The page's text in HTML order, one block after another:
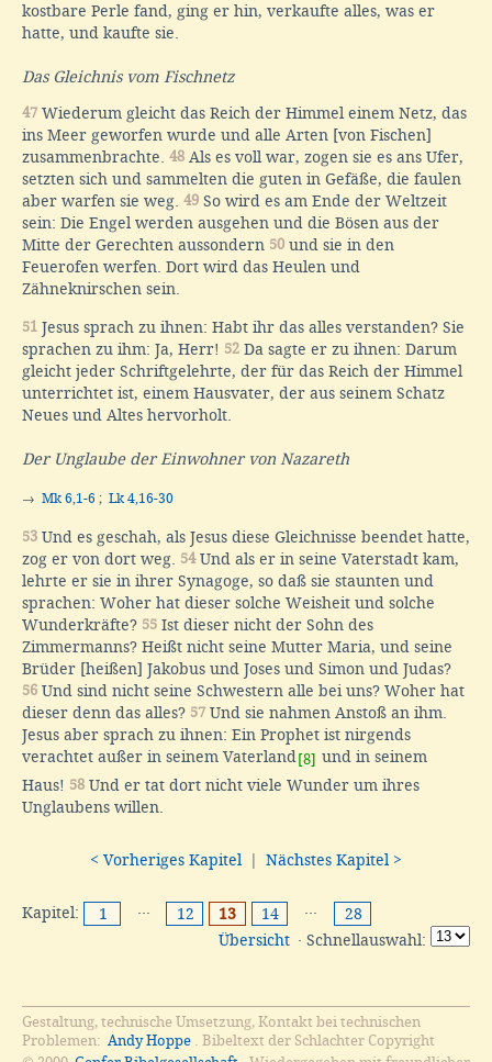
kostbare Perle fand, ging er hin, verkaufte alles, was er
hatte, und kaufte sie.
Das Gleichnis vom Fischnetz
47 Wiederum gleicht das Reich der Himmel einem Netz, das
ins Meer geworfen wurde und alle Arten [von Fischen]
zusammenbrachte. 48 Als es voll war, zogen sie es ans Ufer,
setzten sich und sammelten die guten in Gefäße, die faulen
aber warfen sie weg. 49 So wird es am Ende der Weltzeit
sein: Die Engel werden ausgehen und die Bösen aus der
Mitte der Gerechten aussondern 50 und sie in den
Feuerofen werfen. Dort wird das Heulen und
Zähneknirschen sein.
51 Jesus sprach zu ihnen: Habt ihr das alles verstanden? Sie
sprachen zu ihm: Ja, Herr! 52 Da sagte er zu ihnen: Darum
gleicht jeder Schriftgelehrte, der für das Reich der Himmel
unterrichtet ist, einem Hausvater, der aus seinem Schatz
Neues und Altes hervorholt.
Der Unglaube der Einwohner von Nazareth
→ Mk 6,1-6 ; Lk 4,16-30
53 Und es geschah, als Jesus diese Gleichnisse beendet hatte,
zog er von dort weg. 54Und als er in seine Vaterstadt kam,
lehrte er sie in ihrer Synagoge, so daß sie staunten und
sprachen: Woher hat dieser solche Weisheit und solche
Wunderkräfte? 55 Ist dieser nicht der Sohn des
Zimmermanns? Heißt nicht seine Mutter Maria, und seine
Brüder [heißen] Jakobus und Joses und Simon und Judas?
56 Und sind nicht seine Schwestern alle bei uns? Woher hat
dieser denn das alles? 57 Und sie nahmen Anstoß an ihm.
Jesus aber sprach zu ihnen: Ein Prophet ist nirgends
verachtet außer in seinem Vaterland [8] und in seinem
Haus! 58 Und er tat dort nicht viele Wunder um ihres
Unglaubens willen.
< Vorheriges Kapitel | Nächstes Kapitel >
Kapitel: 1 ··· 12 13 14 ···
28
Übersicht · Schnellauswahl:
Gestaltung, technische Umsetzung, Kontakt bei technischen
Problemen: Andy Hoppe
. Bibeltext der Schlachter Copyright